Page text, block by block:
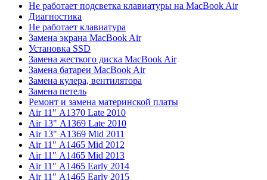
Не работает подсветка клавиатуры на MacBook Air
Диагностика
Не работает клавиатура
Замена экрана MacBook Air
Установка SSD
Замена жесткого диска MacBook Air
Замена батареи MacBook Air
Замена кулера, вентилятора
Замена петель
Ремонт и замена материнской платы
Air 11" А1370 Late 2010
Air 13" А1369 Late 2010
Air 13" А1369 Mid 2011
Air 11" А1465 Mid 2012
Air 11" А1465 Mid 2013
Air 11" А1465 Early 2014
Air 11" А1465 Early 2015